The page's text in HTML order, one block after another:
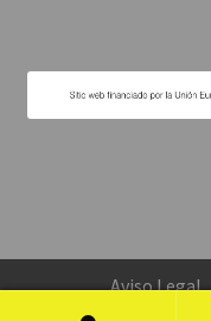
Aviso Legal